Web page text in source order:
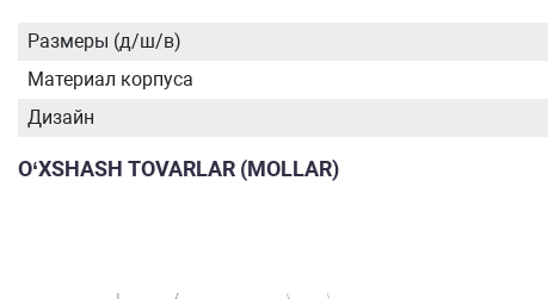
Размеры (д/ш/в)
Материал корпуса
Дизайн
O‘XSHASH TOVARLAR (MOLLAR)